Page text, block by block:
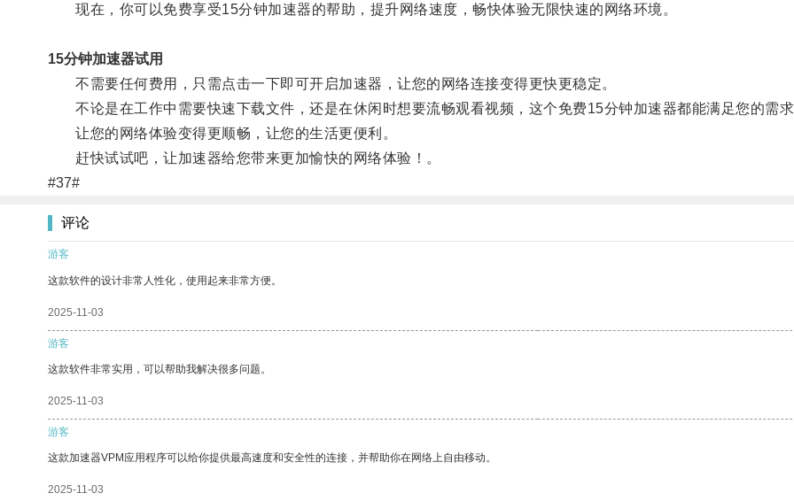
现在，你可以免费享受15分钟加速器的帮助，提升网络速度，畅快体验无限快速的网络环境。
15分钟加速器试用
不需要任何费用，只需点击一下即可开启加速器，让您的网络连接变得更快更稳定。
不论是在工作中需要快速下载文件，还是在休闲时想要流畅观看视频，这个免费15分钟加速器都能满足您的需求
让您的网络体验变得更顺畅，让您的生活更便利。
赶快试试吧，让加速器给您带来更加愉快的网络体验！。
#37#
评论
游客
这款软件的设计非常人性化，使用起来非常方便。
2025-11-03
游客
这款软件非常实用，可以帮助我解决很多问题。
2025-11-03
游客
这款加速器VPM应用程序可以给你提供最高速度和安全性的连接，并帮助你在网络上自由移动。
2025-11-03